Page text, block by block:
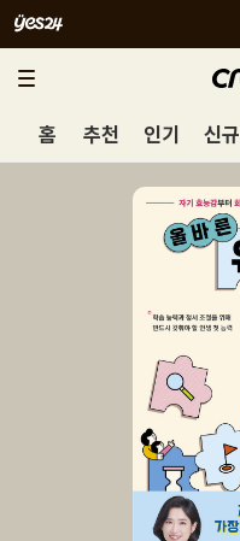
홈 추천 인기 신규